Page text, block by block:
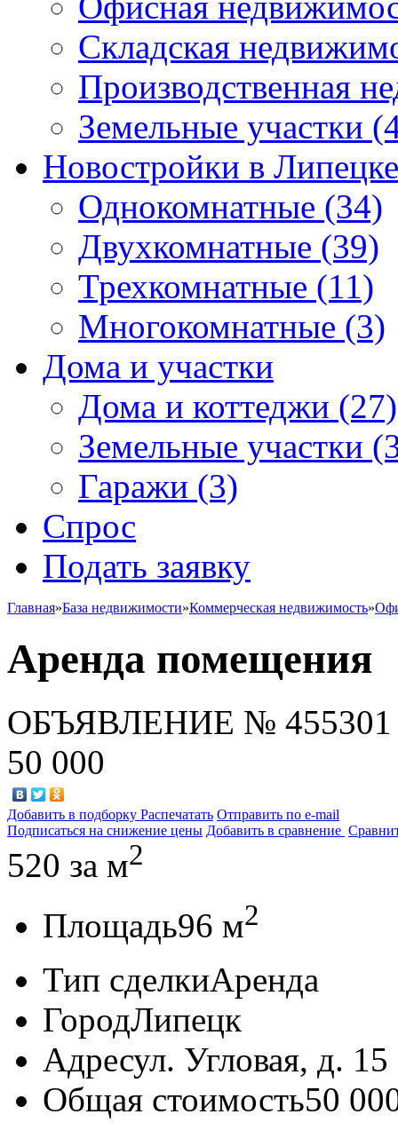
Складская
Производственная
Земельные участки
Новостройки в Липецке
Однокомнатные (34)
Двухкомнатные (39)
Трехкомнатные (11)
Многокомнатные (3)
Дома и участки
Дома и коттеджи (27)
Земельные участки
Гаражи (3)
Спрос
Подать заявку
Главная»База недвижимости»Коммерческая недвижимость»
Аренда помещения
ОБЪЯВЛЕНИЕ № 455301
50 000
Добавить в подборку Распечатать Отправить по e-mail
Подписаться на снижение цены Добавить в сравнение
520 за м2
Площадь96 м2
Тип сделкиАренда
ГородЛипецк
Адресул. Угловая, д. 15
Общая стоимость50